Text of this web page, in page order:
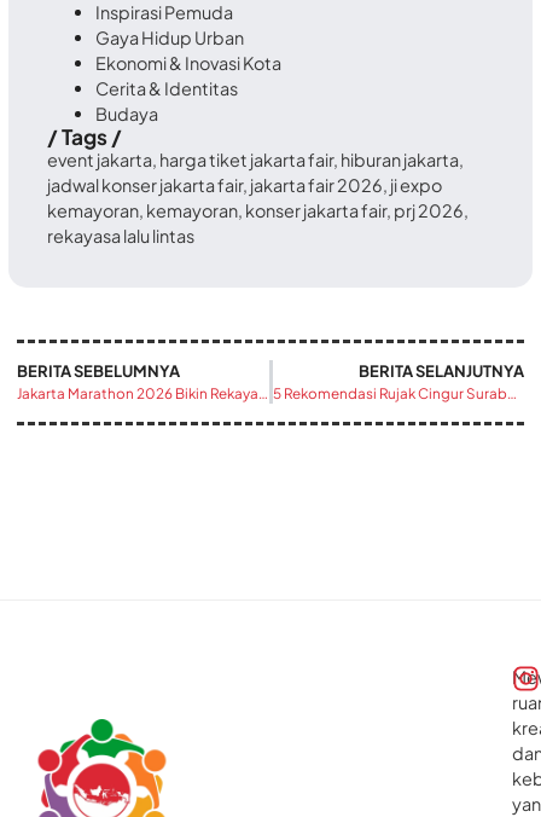
Inspirasi Pemuda
Gaya Hidup Urban
Ekonomi & Inovasi Kota
Cerita & Identitas
Budaya
/ Tags /
event jakarta, harga tiket jakarta fair, hiburan jakarta,
jadwal konser jakarta fair, jakarta fair 2026, ji expo
kemayoran, kemayoran, konser jakarta fair, prj 2026,
rekayasa lalu lintas
BERITA SEBELUMNYA
Jakarta Marathon 2026 Bikin Rekayasa Lalin Besar, MRT Lebih Pagi dan TransJakarta Sesuaikan Rute
BERITA SELANJUTNYA
5 Rekomendasi Rujak Cingur Surabaya Paling Enak yang Wajib Dicoba, Nomor 1 Legendaris Sejak Puluhan Tahun